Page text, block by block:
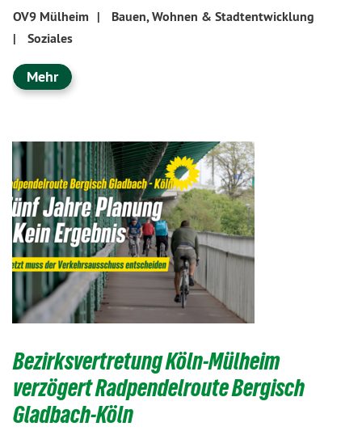
OV9 Mülheim |
Bauen, Wohnen & Stadtentwicklung
|
Soziales
Mehr
Bezirksvertretung Köln-Mülheim
verzögert Radpendelroute Bergisch
Gladbach-Köln